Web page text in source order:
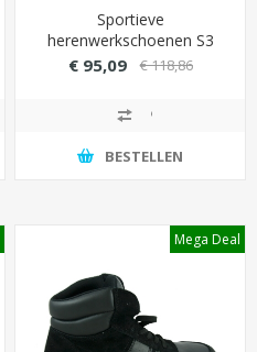
Sportieve
herenwerkschoenen S3
Sixton Cuban laag met
€ 95,09 € 118,86
BESTELLEN
Mega Deal